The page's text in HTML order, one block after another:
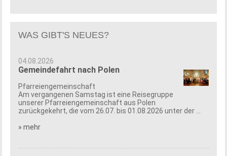
WAS GIBT'S NEUES?
04.08.2026
Gemeindefahrt nach Polen
Pfarreiengemeinschaft
Am vergangenen Samstag ist eine Reisegruppe
unserer Pfarreiengemeinschaft aus Polen
zurückgekehrt, die vom 26.07. bis 01.08.2026 unter der ...
» mehr